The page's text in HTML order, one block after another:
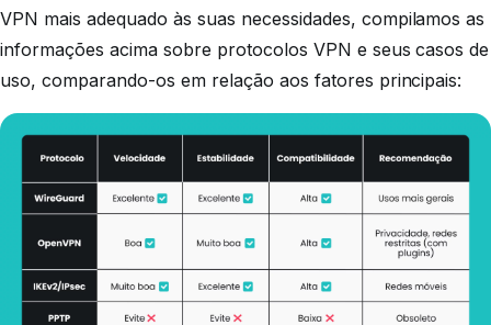
VPN mais adequado às suas necessidades, compilamos as
informações acima sobre protocolos VPN e seus casos de
uso, comparando-os em relação aos fatores principais: